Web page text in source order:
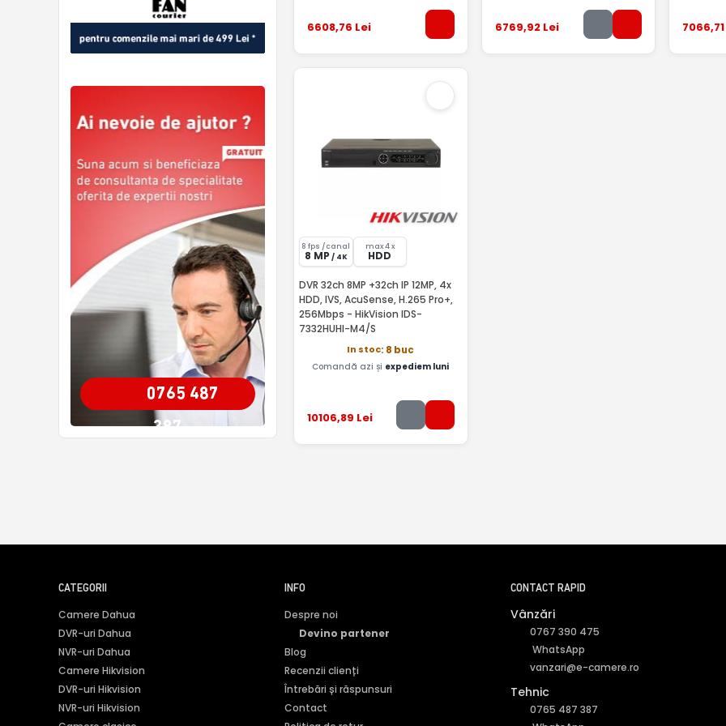
0765 487
387
6608,76 Lei 6769,92Lei 7066,71
8 fps /canal
8 MP / 4K
max 4 x
HDD
DVR 32ch 8MP +32ch IP 12MP, 4x
HDD, IVS, AcuSense, H.265 Pro+,
256Mbps - HikVision IDS-
7332HUHI-M4/S
In stoc: 8 buc
Comandă azi și expediem luni
10106,89 Lei
CATEGORII
Camere Dahua
DVR-uri Dahua
NVR-uri Dahua
Camere Hikvision
DVR-uri Hikvision
NVR-uri Hikvision
INFO
Despre noi
Devino partener
Blog
Recenzii clienți
Întrebări și răspunsuri
Contact
CONTACT RAPID
Vânzări
0767 390 475
WhatsApp
vanzari@e-camere.ro
Tehnic
0765 487 387